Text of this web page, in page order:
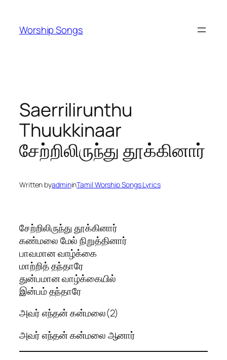
content
Worship Songs
Saerrilirunthu
Thuukkinaar
சேற்றிலிருந்து தூக்கினார்
Written byadmininTamil Worship Songs Lyrics
சேற்றிலிருந்து தூக்கினார்
கண்மலை மேல் நிறுத்தினார்
பாவமான வாழ்க்கை
மாற்றித் தந்தாரே
துன்பமான வாழ்க்கையில்
இன்பம் தந்தாரே
அவர் எந்தன் கன்மலை(2)
அவர் எந்தன் கன்மலை ஆனார்